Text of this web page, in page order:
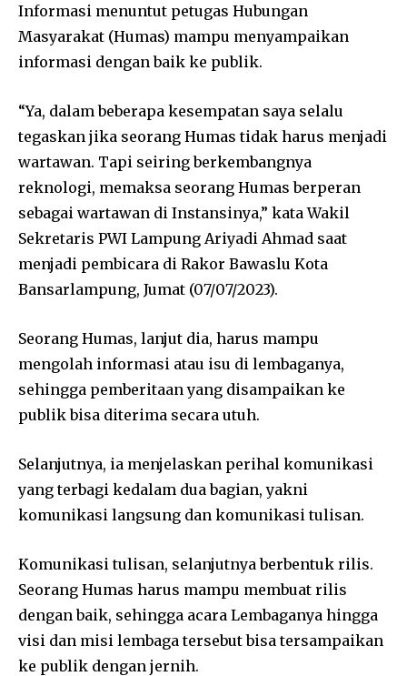
Informasi menuntut petugas Hubungan
Masyarakat (Humas) mampu menyampaikan
informasi dengan baik ke publik.
“Ya, dalam beberapa kesempatan saya selalu
tegaskan jika seorang Humas tidak harus menjadi
wartawan. Tapi seiring berkembangnya
reknologi, memaksa seorang Humas berperan
sebagai wartawan di Instansinya,” kata Wakil
Sekretaris PWI Lampung Ariyadi Ahmad saat
menjadi pembicara di Rakor Bawaslu Kota
Bansarlampung, Jumat (07/07/2023).
Seorang Humas, lanjut dia, harus mampu
mengolah informasi atau isu di lembaganya,
sehingga pemberitaan yang disampaikan ke
publik bisa diterima secara utuh.
Selanjutnya, ia menjelaskan perihal komunikasi
yang terbagi kedalam dua bagian, yakni
komunikasi langsung dan komunikasi tulisan.
Komunikasi tulisan, selanjutnya berbentuk rilis.
Seorang Humas harus mampu membuat rilis
dengan baik, sehingga acara Lembaganya hingga
visi dan misi lembaga tersebut bisa tersampaikan
ke publik dengan jernih.